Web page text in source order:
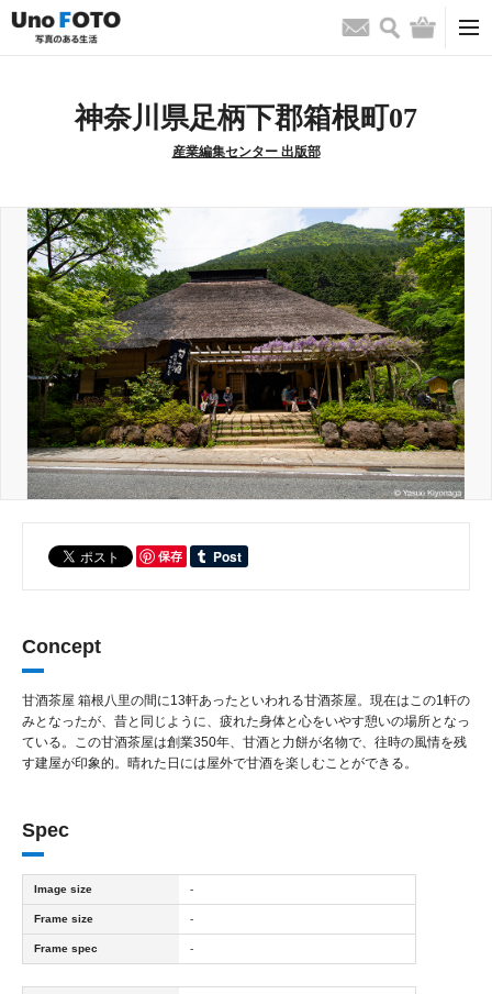
お問い合わせ
検索 バッグ
神奈川県足柄下郡箱根町07
産業編集センター 出版部
保存
Concept
甘酒茶屋 箱根八里の間に13軒あったといわれる甘酒茶屋。現在はこの1軒の
みとなったが、昔と同じように、疲れた身体と心をいやす憩いの場所となっ
ている。この甘酒茶屋は創業350年、甘酒と力餅が名物で、往時の風情を残
す建屋が印象的。晴れた日には屋外で甘酒を楽しむことができる。
Spec
Image size -
Frame size -
Frame spec -